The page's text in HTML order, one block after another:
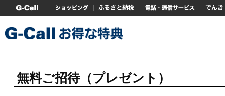
無料ご招待（プレゼント）